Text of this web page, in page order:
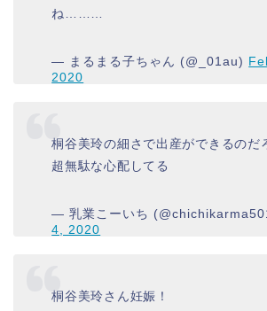
ね………
— まるまる子ちゃん (@_01au)
2020
桐谷美玲の細さで出産ができるのだ
超無駄な心配してる
— 乳業こーいち
4, 2020
桐谷美玲さん妊娠！